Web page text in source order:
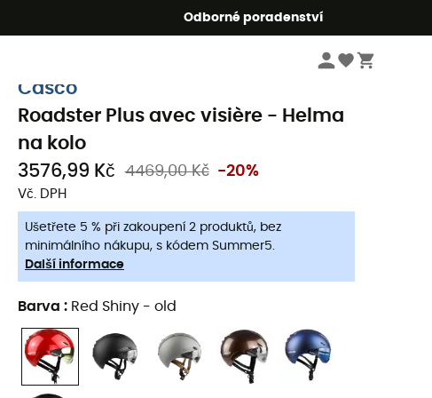
Odborné poradenství
Cyklistické helmy & Helmy na kolo
Casco
Roadster Plus avec visière - Helma
na kolo
3576,99 Kč
4469,00 Kč -20%
Vč. DPH
Ušetřete 5 % při zakoupení 2 produktů, bez
minimálního nákupu, s kódem Summer5.
Další informace
Barva : Red Shiny - old